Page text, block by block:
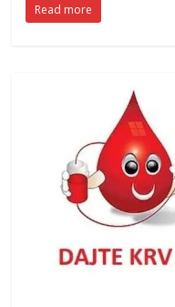
Read more